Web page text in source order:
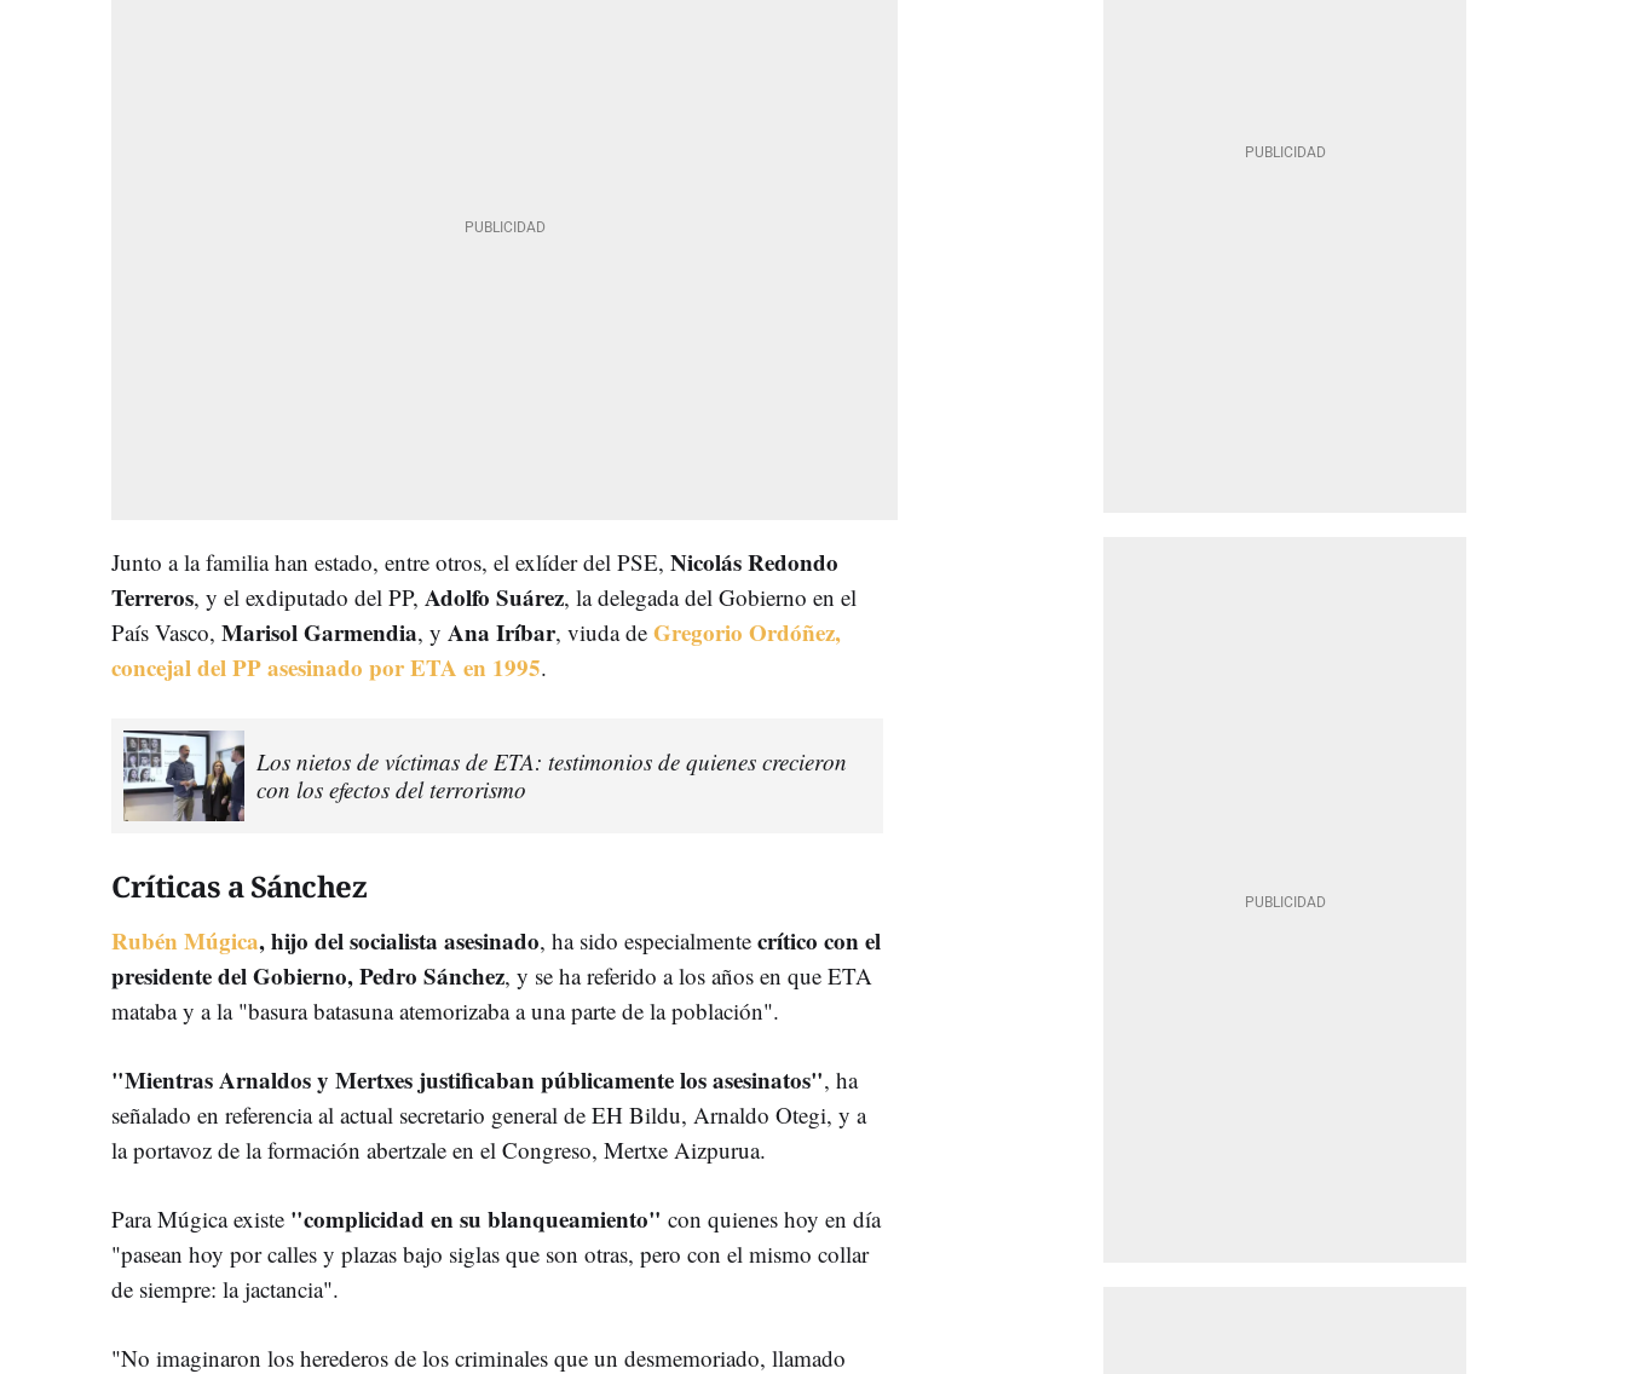
Junto a la familia han estado, entre otros, el exlíder del PSE, Nicolás Redondo
Terreros, y el exdiputado del PP, Adolfo Suárez, la delegada del Gobierno en el
País Vasco, Marisol Garmendia, y Ana Iríbar, viuda de Gregorio Ordóñez,
concejal del PP asesinado por ETA en 1995.
Los nietos de víctimas de ETA: testimonios de quienes crecieron
con los efectos del terrorismo
Críticas a Sánchez
Rubén Múgica, hijo del socialista asesinado, ha sido especialmente crítico con el
presidente del Gobierno, Pedro Sánchez, y se ha referido a los años en que ETA
mataba y a la "basura batasuna atemorizaba a una parte de la población".
"Mientras Arnaldos y Mertxes justificaban públicamente los asesinatos", ha
señalado en referencia al actual secretario general de EH Bildu, Arnaldo Otegi, y a
la portavoz de la formación abertzale en el Congreso, Mertxe Aizpurua.
Para Múgica existe "complicidad en su blanqueamiento" con quienes hoy en día
"pasean hoy por calles y plazas bajo siglas que son otras, pero con el mismo collar
de siempre: la jactancia".
"No imaginaron los herederos de los criminales que un desmemoriado, llamado